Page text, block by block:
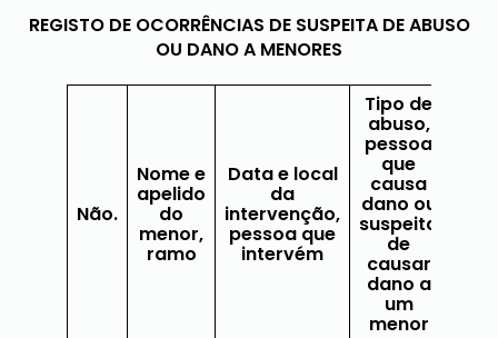
REGISTO DE OCORRÊNCIAS DE SUSPEITA DE ABUSO
OU DANO A MENORES
Não.
Nome e
apelido
do
menor,
ramo
Data e local
da
intervenção,
pessoa que
intervém
Tipo de
abuso,
pessoa
que
causa
dano ou
suspeita
de
causar
dano a
um
menor